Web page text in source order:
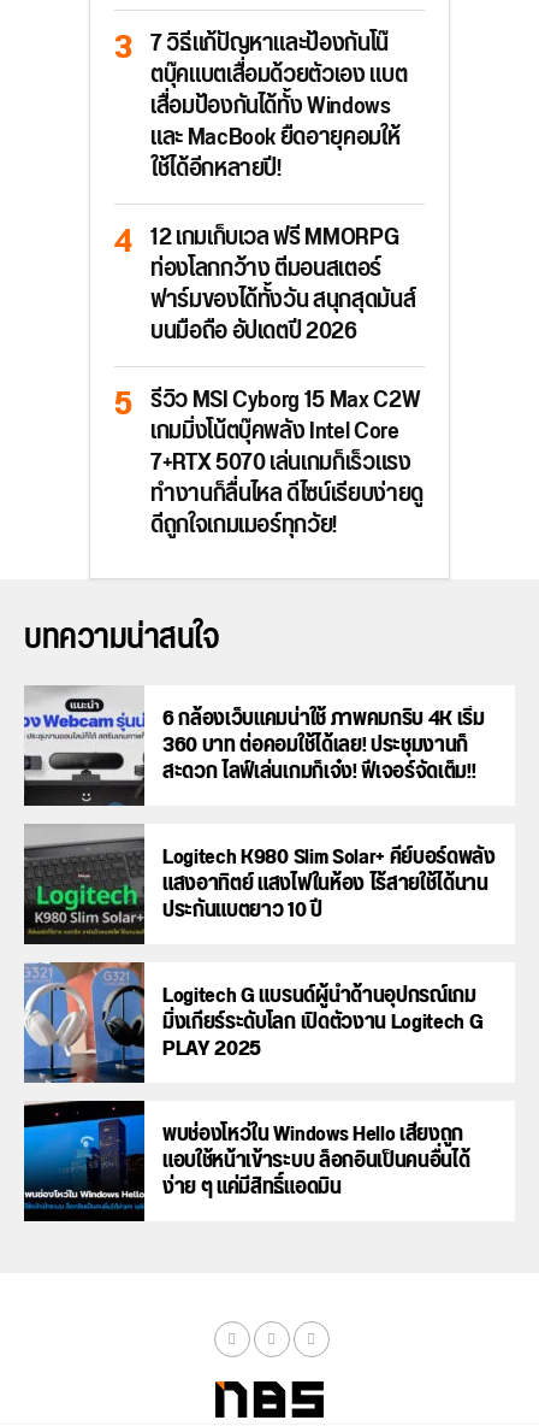
7 วิธีแก้ปัญหาและป้องกันโน๊
ตบุ๊คแบตเสื่อมด้วยตัวเอง แบต
เสื่อมป้องกันได้ทั้ง Windows
และ MacBook ยืดอายุคอมให้
ใช้ได้อีกหลายปี!
12 เกมเก็บเวล ฟรี MMORPG
ท่องโลกกว้าง ตีมอนสเตอร์
ฟาร์มของได้ทั้งวัน สนุกสุดมันส์
บนมือถือ อัปเดตปี 2026
รีวิว MSI Cyborg 15 Max C2W
เกมมิ่งโน้ตบุ๊คพลัง Intel Core
7+RTX 5070 เล่นเกมก็เร็วแรง
ทำงานก็ลื่นไหล ดีไซน์เรียบง่ายดู
ดีถูกใจเกมเมอร์ทุกวัย!
บทความน่าสนใจ
6 กล้องเว็บแคมน่าใช้ ภาพคมกริบ 4K เริ่ม
360 บาท ต่อคอมใช้ได้เลย! ประชุมงานก็
สะดวก ไลฟ์เล่นเกมก็เจ๋ง! ฟีเจอร์จัดเต็ม!!
Logitech K980 Slim Solar+ คีย์บอร์ดพลัง
แสงอาทิตย์ แสงไฟในห้อง ไร้สายใช้ได้นาน
ประกันแบตยาว 10 ปี
Logitech G แบรนด์ผู้นำด้านอุปกรณ์เกม
มิ่งเกียร์ระดับโลก เปิดตัวงาน Logitech G
PLAY 2025
พบช่องโหว่ใน Windows Hello เสี่ยงถูก
แอบใช้หน้าเข้าระบบ ล็อกอินเป็นคนอื่นได้
ง่าย ๆ แค่มีสิทธิ์แอดมิน